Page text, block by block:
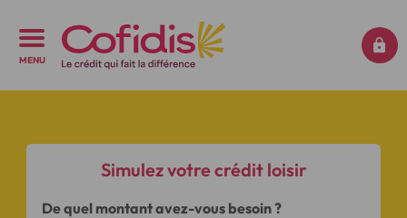
MENU
Simulez votre crédit loisir
De quel montant avez-vous besoin ?